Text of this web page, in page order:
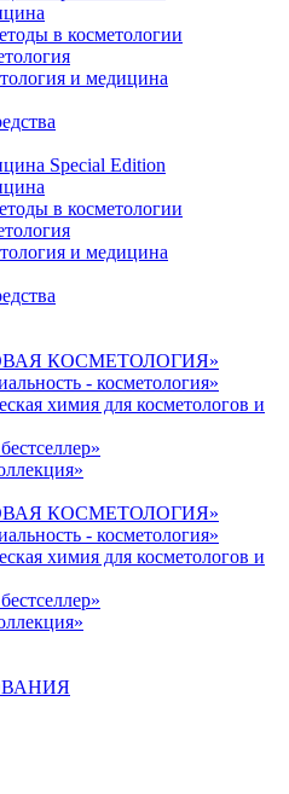
в косметологии
и медицина
Special Edition
в косметологии
и медицина
КОСМЕТОЛОГИЯ»
- косметология»
химия для косметологов и
КОСМЕТОЛОГИЯ»
- косметология»
химия для косметологов и